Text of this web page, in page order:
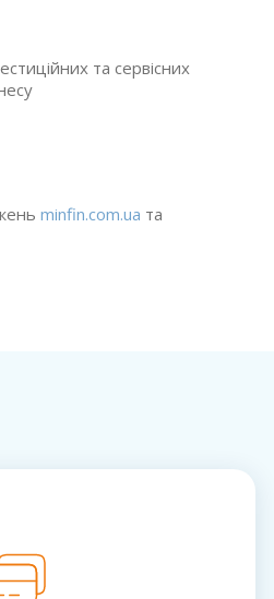
та сервісних
minfin.com.ua та